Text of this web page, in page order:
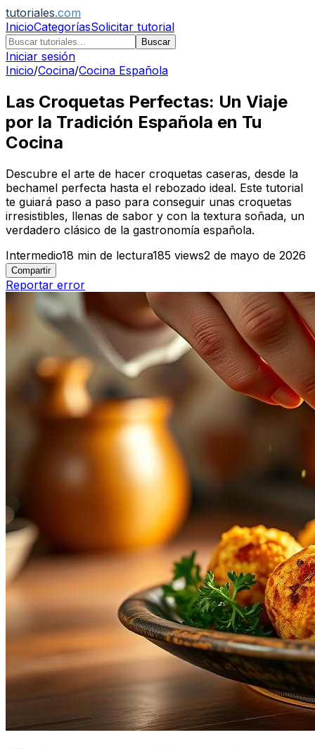
tutoriales.com
InicioCategoríasSolicitar tutorial
Buscar
Iniciar sesión
Inicio/Cocina/Cocina Española
Las Croquetas Perfectas: Un Viaje
por la Tradición Española en Tu
Cocina
Descubre el arte de hacer croquetas caseras, desde la
bechamel perfecta hasta el rebozado ideal. Este tutorial
te guiará paso a paso para conseguir unas croquetas
irresistibles, llenas de sabor y con la textura soñada, un
verdadero clásico de la gastronomía española.
Intermedio18 min de lectura185 views2 de mayo de 2026
Compartir
Reportar error